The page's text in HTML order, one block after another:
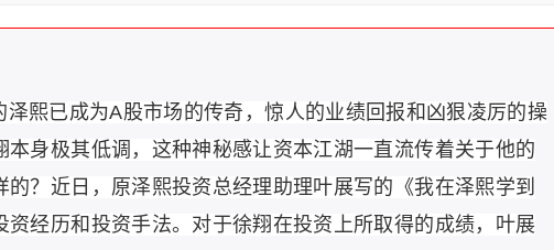
熙已成为A股市场的传奇，惊人的业绩回报和凶狠凌厉的操
身极其低调，这种神秘感让资本江湖一直流传着关于他的
？近日，原泽熙投资总经理助理叶展写的《我在泽熙学到
经历和投资手法。对于徐翔在投资上所取得的成绩，叶展